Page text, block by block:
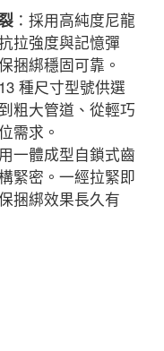
：採用高純度尼龍
拉強度與記憶彈
捆綁穩固可靠。
種尺寸型號供選
粗大管道、從輕巧
需求。
一體成型自鎖式齒
緊密。一經拉緊即
捆綁效果長久有